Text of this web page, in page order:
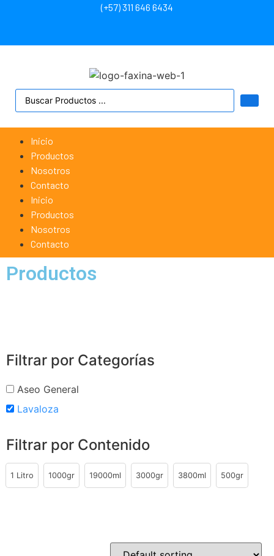
(+57) 311 646 6434
Inicio
Productos
Nosotros
Contacto
Inicio
Productos
Nosotros
Contacto
Productos
Filtrar por Categorías
Aseo General
Lavaloza
Filtrar por Contenido
1 Litro 1000gr 19000ml 3000gr 3800ml 500gr